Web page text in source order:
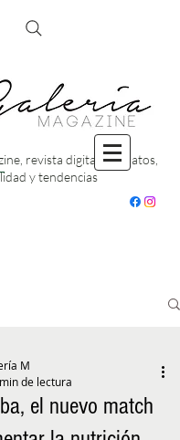
revista digital con datos,
y tendencias
el nuevo match
M
de lectura